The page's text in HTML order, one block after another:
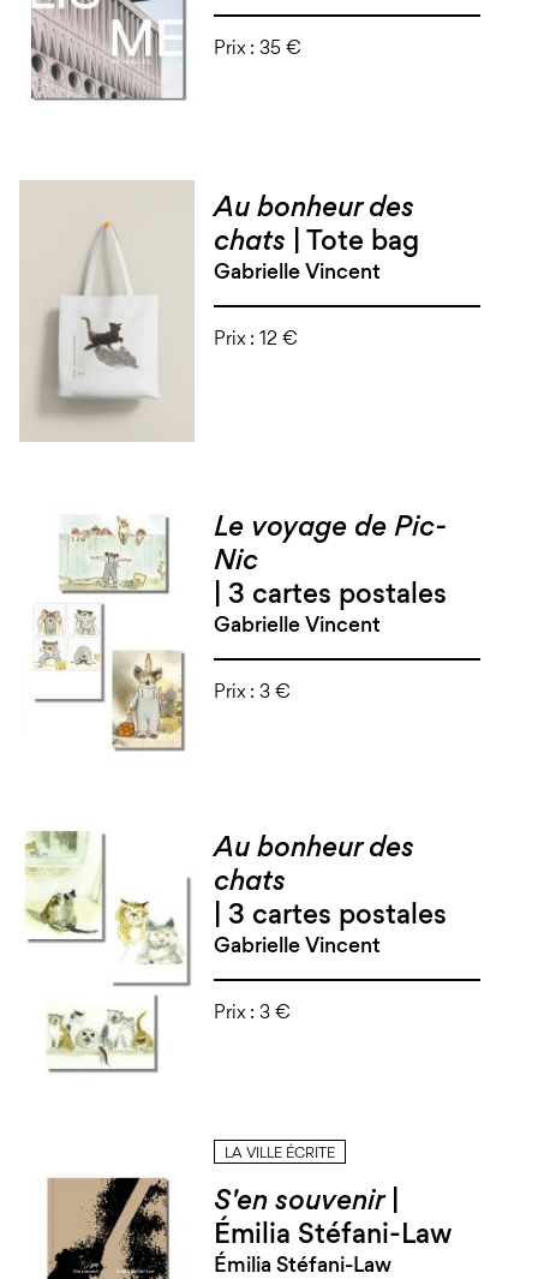
Prix : 35 €
Au bonheur des
chats | Tote bag
Gabrielle Vincent
Prix : 12 €
Le voyage de Pic-
Nic
| 3 cartes postales
Gabrielle Vincent
Prix : 3 €
Au bonheur des
chats
| 3 cartes postales
Gabrielle Vincent
Prix : 3 €
LA VILLE ÉCRITE
S'en souvenir|
Émilia Stéfani-Law
Émilia Stéfani-Law